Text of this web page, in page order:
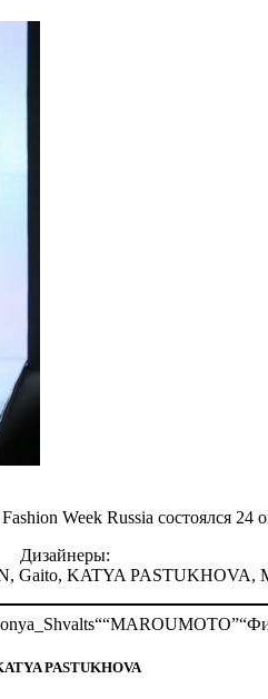
Week Russia состоялся 24
Дизайнеры:
Gaito, KATYA PASTUKHOVA,
“MAROUMOTO”
PASTUKHOVA